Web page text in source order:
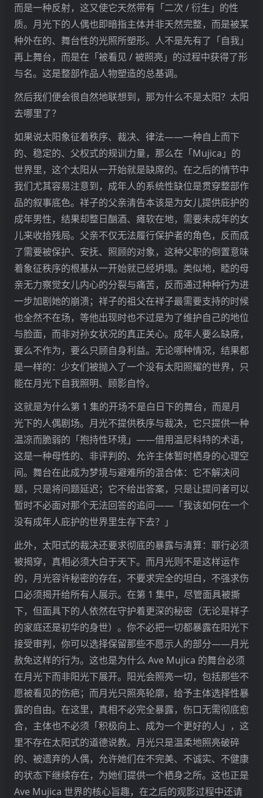
而是一种反射，这又使它天然带有「二次 / 衍生」的性
质。月光下的人偶也即暗指主体并非天然完整，而是被某
种外在的、舞台性的光照所塑形。人不是先有了「自我」
再上舞台，而是在「被看见 / 被照亮」的过程中获得了形
与名。这是整部作品人物塑造的总基调。
然后我们便会很自然地联想到，那为什么不是太阳？太阳
去哪里了？
如果说太阳象征着秩序、裁决、律法——一种自上而下
的、稳定的、父权式的规训力量，那么在「Mujica」的
世界里，这个太阳从一开始就是缺席的。在之后的情节中
我们尤其容易注意到，成年人的系统性缺位是贯穿整部作
品的叙事底色。祥子的父亲清告本该是为女儿提供庇护的
成年男性，结果却整日酗酒、瘫软在地，需要未成年的女
儿来收拾残局。父亲不仅无法履行保护者的角色，反而成
了需要被保护、安抚、照顾的对象，这种父职的倒置意味
着象征秩序的根基从一开始就已经坍塌。类似地，睦的母
亲无力察觉女儿内心的分裂与痛苦，反而通过种种行为进
一步加剧她的崩溃；祥子的祖父在祥子最需要支持的时候
也全然不在场，等他出现时也不过是为了维护自己的地位
与脸面，而非对孙女状况的真正关心。成年人要么缺席，
要么不作为，要么只顾自身利益。无论哪种情况，结果都
是一样的：少女们被抛入了一个没有太阳照耀的世界，只
能在月光下自我照明、顾影自怜。
这就是为什么第 1 集的开场不是白日下的舞台，而是月
光下的人偶剧场。月光不提供秩序与裁决，它只提供一种
温凉而脆弱的「抱持性环境」——借用温尼科特的术语，
这是一种母性的、非评判的、允许主体暂时栖身的心理空
间。舞台在此成为梦境与避难所的混合体：它不解决问
题，只是将问题延迟；它不给出答案，只是让提问者可以
暂时不必面对那个无法回答的追问——「我该如何在一个
没有成年人庇护的世界里生存下去？」
此外，太阳式的裁决还要求彻底的暴露与清算：罪行必须
被揭穿，真相必须大白于天下。而月光则不是这样运作
的，月光容许秘密的存在，不要求完全的坦白，不强求伤
口必须揭开给所有人展示。在第 1 集中，尽管面具被撕
下，但面具下的人依然在守护着更深的秘密（无论是祥子
的家庭还是初华的身世）。你不必把一切都暴露在阳光下
接受审判，你可以选择保留那些不愿示人的部分——月光
赦免这样的行为。这也是为什么 Ave Mujica 的舞台必须
在月光下而非阳光下展开。阳光会照亮一切，包括那些不
愿被看见的伤疤；而月光只照亮轮廓，给予主体选择性暴
露的自由。在这里，真相不必完全暴露，伤口无需彻底愈
合，主体也不必须「积极向上、成为一个更好的人」，这
里不存在太阳式的道德说教。月光只是温柔地照亮破碎
的、被遗弃的人偶，允许她们在不完美、不诚实、不健康
的状态下继续存在，为她们提供一个栖身之所。这也正是
Ave Mujica 世界的核心旨趣，在之后的观影过程中还请